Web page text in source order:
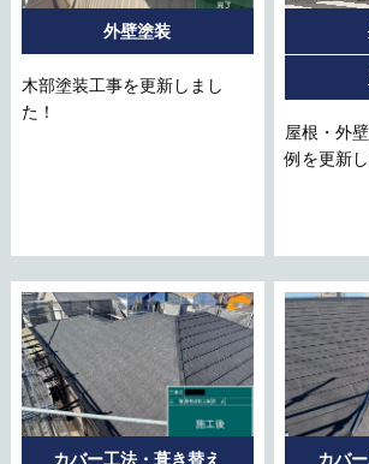
外壁塗装
木部塗装工事を更新しまし
た！
屋根・外
例を更新
カバー工法・葺き替え カバ